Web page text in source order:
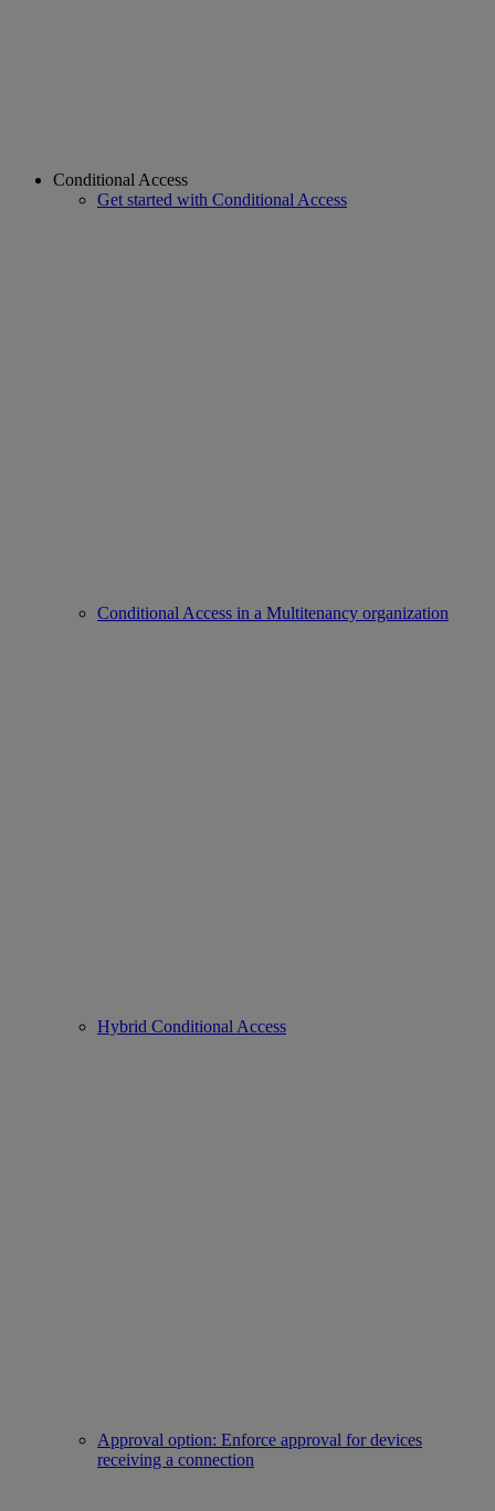
Conditional Access
Get started with Conditional Access
Conditional Access in a Multitenancy organization
Hybrid Conditional Access
Approval option: Enforce approval for devices
receiving a connection